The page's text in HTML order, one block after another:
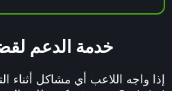
خدمة الدعم
إذا واجه اللاعب أي مشاكل أثناء